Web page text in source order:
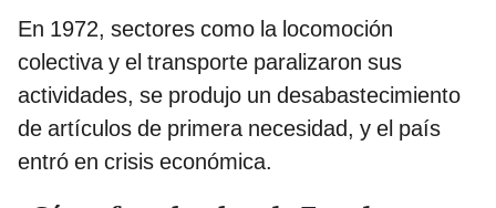
En 1972, sectores como la locomoción
colectiva y el transporte paralizaron sus
actividades, se produjo un desabastecimiento
de artículos de primera necesidad, y el país
entró en crisis económica.